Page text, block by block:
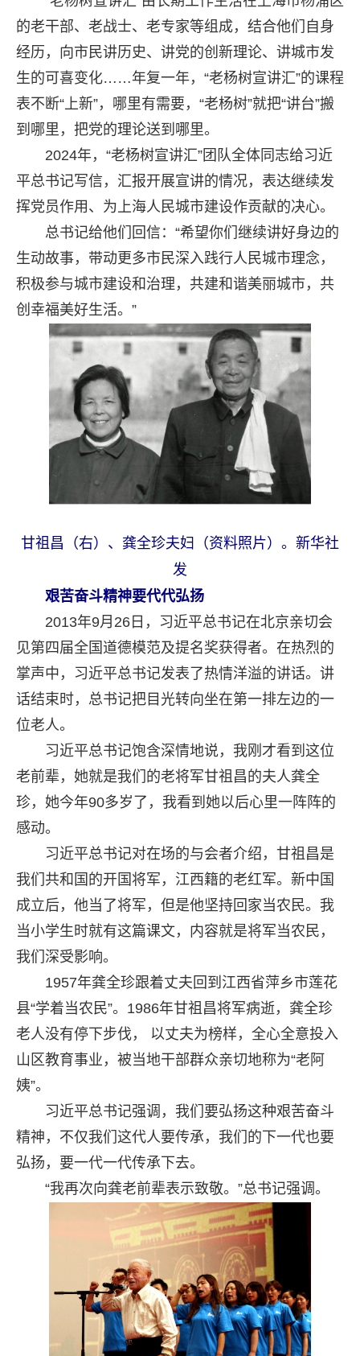
的老干部、老战士、老专家等组成，结合他们自身
经历，向市民讲历史、讲党的创新理论、讲城市发
生的可喜变化……年复一年，“老杨树宣讲汇”的课程
表不断“上新”，哪里有需要，“老杨树”就把“讲台”搬
到哪里，把党的理论送到哪里。
2024年，“老杨树宣讲汇”团队全体同志给习近
平总书记写信，汇报开展宣讲的情况，表达继续发
挥党员作用、为上海人民城市建设作贡献的决心。
总书记给他们回信：“希望你们继续讲好身边的
生动故事，带动更多市民深入践行人民城市理念，
积极参与城市建设和治理，共建和谐美丽城市，共
创幸福美好生活。”
甘祖昌（右）、龚全珍夫妇（资料照片）。新华社
发
艰苦奋斗精神要代代弘扬
2013年9月26日，习近平总书记在北京亲切会
见第四届全国道德模范及提名奖获得者。在热烈的
掌声中，习近平总书记发表了热情洋溢的讲话。讲
话结束时，总书记把目光转向坐在第一排左边的一
位老人。
习近平总书记饱含深情地说，我刚才看到这位
老前辈，她就是我们的老将军甘祖昌的夫人龚全
珍，她今年90多岁了，我看到她以后心里一阵阵的
感动。
习近平总书记对在场的与会者介绍，甘祖昌是
我们共和国的开国将军，江西籍的老红军。新中国
成立后，他当了将军，但是他坚持回家当农民。我
当小学生时就有这篇课文，内容就是将军当农民，
我们深受影响。
1957年龚全珍跟着丈夫回到江西省萍乡市莲花
县“学着当农民”。1986年甘祖昌将军病逝，龚全珍
老人没有停下步伐， 以丈夫为榜样，全心全意投入
山区教育事业，被当地干部群众亲切地称为“老阿
姨”。
习近平总书记强调，我们要弘扬这种艰苦奋斗
精神，不仅我们这代人要传承，我们的下一代也要
弘扬，要一代一代传承下去。
“我再次向龚老前辈表示致敬。”总书记强调。